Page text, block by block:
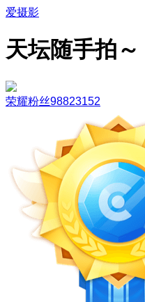
爱摄影
天坛随手拍～
荣耀粉丝98823152